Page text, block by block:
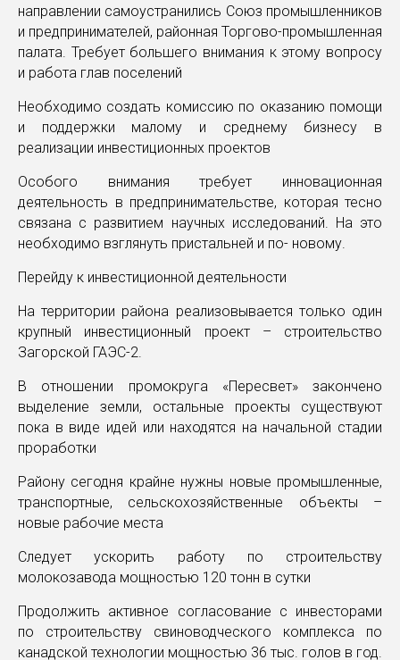
направлении самоустранились Союз промышленников
и предпринимателей, районная Торгово-промышленная
палата. Требует большего внимания к этому вопросу
и работа глав поселений
Необходимо создать комиссию по оказанию помощи
и поддержки малому и среднему бизнесу в
реализации инвестиционных проектов
Особого внимания требует инновационная
деятельность в предпринимательстве, которая тесно
связана с развитием научных исследований. На это
необходимо взглянуть пристальней и по- новому.
Перейду к инвестиционной деятельности
На территории района реализовывается только один
крупный инвестиционный проект – строительство
Загорской ГАЭС-2.
В отношении промокруга «Пересвет» закончено
выделение земли, остальные проекты существуют
пока в виде идей или находятся на начальной стадии
проработки
Району сегодня крайне нужны новые промышленные,
транспортные, сельскохозяйственные объекты –
новые рабочие места
Следует ускорить работу по строительству
молокозавода мощностью 120 тонн в сутки
Продолжить активное согласование с инвесторами
по строительству свиноводческого комплекса по
канадской технологии мощностью 36 тыс. голов в год.